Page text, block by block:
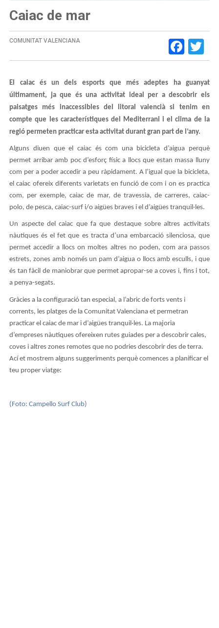
Caiac de mar
COMUNITAT VALENCIANA
El caiac és un dels esports que més adeptes ha guanyat
últimament, ja que és una activitat ideal per a descobrir els
paisatges més inaccessibles del litoral valencià si tenim en
compte que les característiques del Mediterrani i el clima de la
regió permeten practicar esta activitat durant gran part de l’any.
Alguns diuen que el caiac és com una bicicleta d’aigua perquè
permet arribar amb poc d’esforç físic a llocs que estan massa lluny
com per a poder accedir a peu ràpidament. A l’igual que la bicicleta,
el caiac ofereix diferents varietats en funció de com i on es practica
com, per exemple, caiac de mar, de travessia, de carreres, caiac-
polo, de pesca, caiac-surf i/o aigües braves i el d’aigües tranquil·les.
Un aspecte del caiac que fa que destaque sobre altres activitats
nàutiques és el fet que es tracta d’una embarcació silenciosa, que
permet accedir a llocs on moltes altres no poden, com ara passos
estrets, zones amb només un pam d’aigua o llocs amb esculls, i que
és tan fàcil de maniobrar que permet apropar-se a coves i, fins i tot,
a penya-segats.
Gràcies a la configuració tan especial, a l’abric de forts vents i
corrents, les platges de la Comunitat Valenciana et permetran
practicar el caiac de mar i d’aigües tranquil·les. La majoria
d’empreses nàutiques ofereixen rutes guiades per a descobrir cales,
coves i altres zones remotes que no podries descobrir des de terra.
Ací et mostrem alguns suggeriments perquè comences a planificar el
teu proper viatge:
(Foto: Campello Surf Club)